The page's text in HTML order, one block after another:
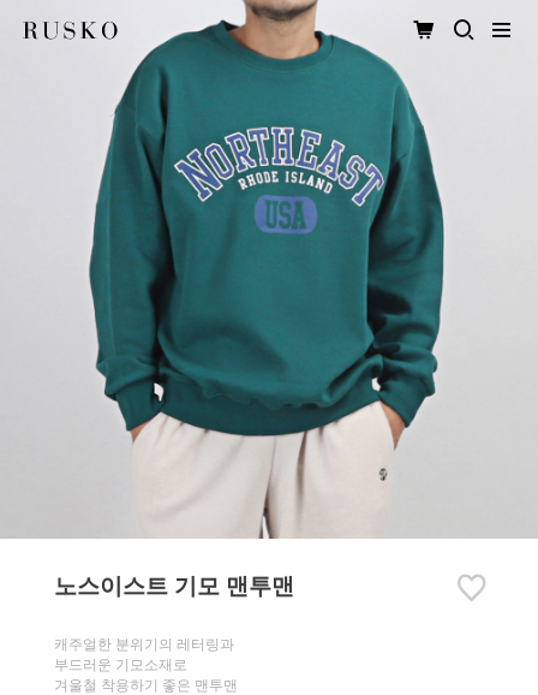
노스이스트 기모 맨투맨
캐주얼한 분위기의 레터링과
부드러운 기모소재로
겨울철 착용하기 좋은 맨투맨